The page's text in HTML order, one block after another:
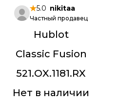
5.0 nikitaa
Частный продавец
Hublot
Classic Fusion
521.OX.1181.RX
Нет в наличии